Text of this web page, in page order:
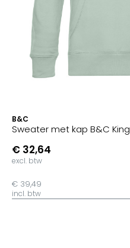
B&C
Sweater met kap B&C King
€ 32,64
excl. btw
€ 39,49
incl. btw